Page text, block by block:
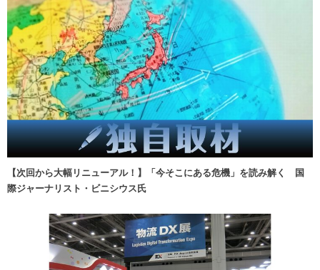
【次回から大幅リニューアル！】「今そこにある危機」を読み解く 国
際ジャーナリスト・ビニシウス氏